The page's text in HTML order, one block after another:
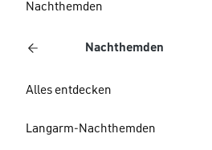
Nachthemden
Nachthemden
Alles entdecken
Langarm-Nachthemden